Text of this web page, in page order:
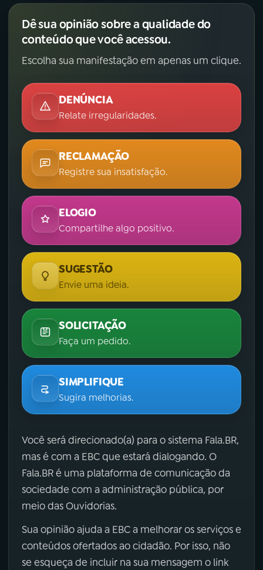
Dê sua opinião sobre a qualidade do
conteúdo que você acessou.
Escolha sua manifestação em apenas um clique.
DENÚNCIA
Relate irregularidades.
RECLAMAÇÃO
Registre sua insatisfação.
ELOGIO
Compartilhe algo positivo.
SUGESTÃO
Envie uma ideia.
SOLICITAÇÃO
Faça um pedido.
SIMPLIFIQUE
Sugira melhorias.
Você será direcionado(a) para o sistema Fala.BR,
mas é com a EBC que estará dialogando. O
Fala.BR é uma plataforma de comunicação da
sociedade com a administração pública, por
meio das Ouvidorias.
Sua opinião ajuda a EBC a melhorar os serviços e
conteúdos ofertados ao cidadão. Por isso, não
se esqueça de incluir na sua mensagem o link